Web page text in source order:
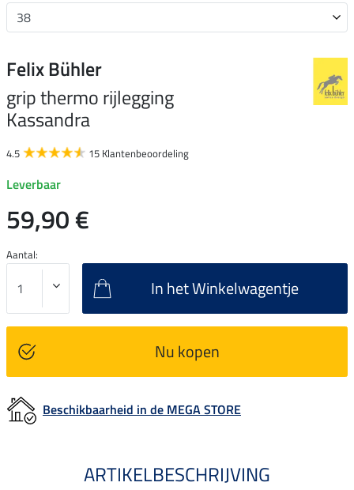
Felix Bühler
grip thermo rijlegging
Kassandra
4.5 15 Klantenbeoordeling
Leverbaar
59,90 €
Aantal:
In het Winkelwagentje
Nu kopen
Beschikbaarheid in de MEGA STORE
ARTIKELBESCHRIJVING